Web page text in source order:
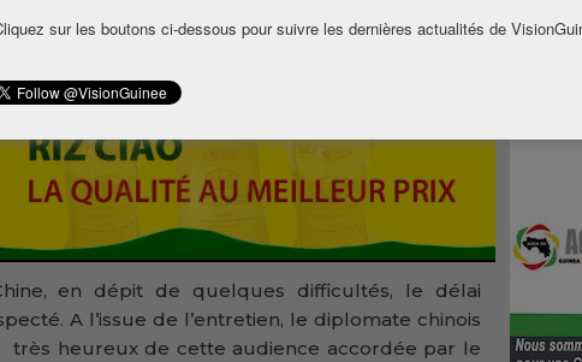
ont porté sur l’évolution des travaux du
Kaléta dont la société CWE a en charge
en dépit de quelques difficultés, le délai
A l’issue de l’entretien, le diplomate chinois
très heureux de cette audience accordée par le
sur les boutons ci-dessous pour suivre les dernières actualités de